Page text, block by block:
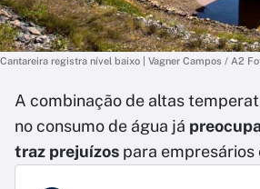
Cantareira registra nível baixo | Vagner Campos / A2
A combinação de altas
no consumo de água já
traz prejuízos para empresários